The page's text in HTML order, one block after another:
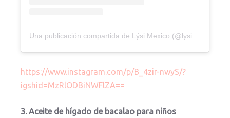
https://www.instagram.com/p/B_4zir-nwyS/?
igshid=MzRlODBiNWFlZA==
3. Aceite de hígado de bacalao para niños